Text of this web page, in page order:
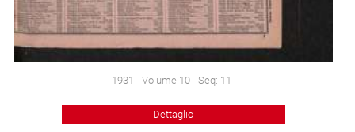
1931 - Volume 10 - Seq: 11
Dettaglio